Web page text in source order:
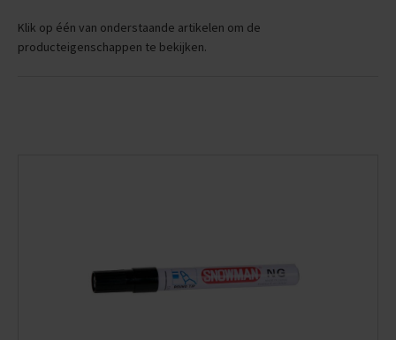
Klik op één van onderstaande artikelen om de
producteigenschappen te bekijken.